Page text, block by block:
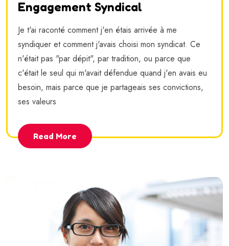
Engagement Syndical
Je t'ai raconté comment j'en étais arrivée à me
syndiquer et comment j'avais choisi mon syndicat. Ce
n'était pas "par dépit", par tradition, ou parce que
c'était le seul qui m'avait défendue quand j'en avais eu
besoin, mais parce que je partageais ses convictions,
ses valeurs
Read More